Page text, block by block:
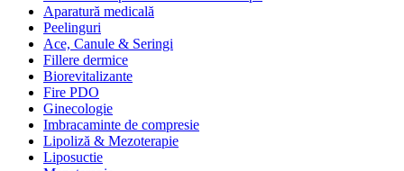
Aparatură medicală
Peelinguri
Ace, Canule & Seringi
Fillere dermice
Biorevitalizante
Fire PDO
Ginecologie
Imbracaminte de compresie
Lipoliză & Mezoterapie
Liposuctie